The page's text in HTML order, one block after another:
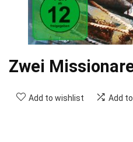
Zwei
Add to wishlist Add